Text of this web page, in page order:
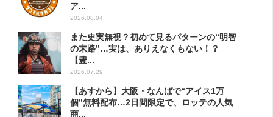
ア...
2026.08.04
また史実無視？初めて見るパターンの“明智
の末路”…実は、ありえなくもない！？
【豊...
2026.07.29
【あすから】大阪・なんばで“アイス1万
個”無料配布…2日間限定で、ロッテの人気
商...